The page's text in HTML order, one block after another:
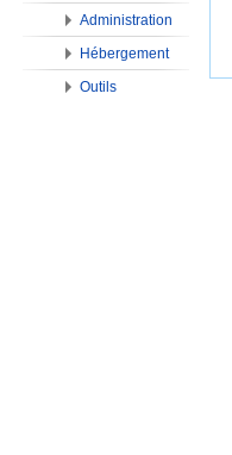
Administration
Hébergement
Outils